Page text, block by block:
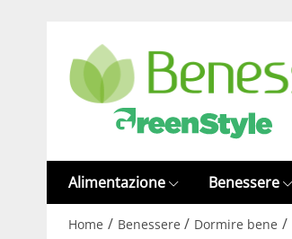
Alimentazione Benessere
Home / Benessere / Dormire bene /